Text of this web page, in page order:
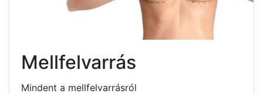
Mellfelvarrás
Mindent a mellfelvarrásról